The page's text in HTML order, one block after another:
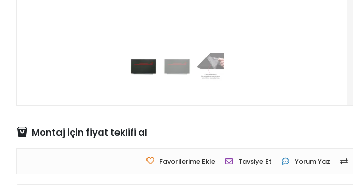
Montaj için fiyat teklifi al
Favorilerime Ekle Tavsiye Et Yorum Yaz